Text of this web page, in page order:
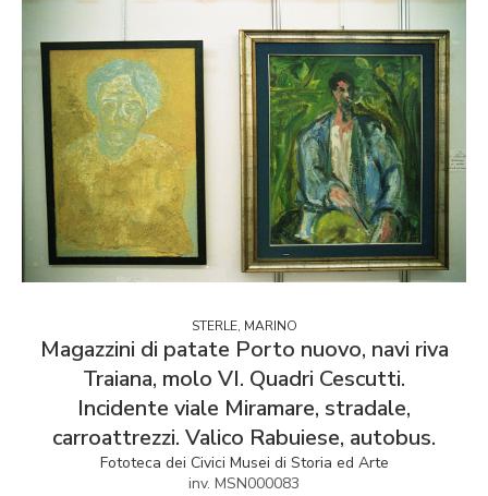
STERLE, MARINO
Magazzini di patate Porto nuovo, navi riva
Traiana, molo VI. Quadri Cescutti.
Incidente viale Miramare, stradale,
carroattrezzi. Valico Rabuiese, autobus.
Fototeca dei Civici Musei di Storia ed Arte
inv. MSN000083